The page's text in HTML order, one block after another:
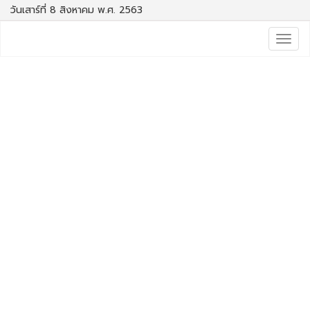
วันเสาร์ที่ 8 สิงหาคม พ.ศ. 2563